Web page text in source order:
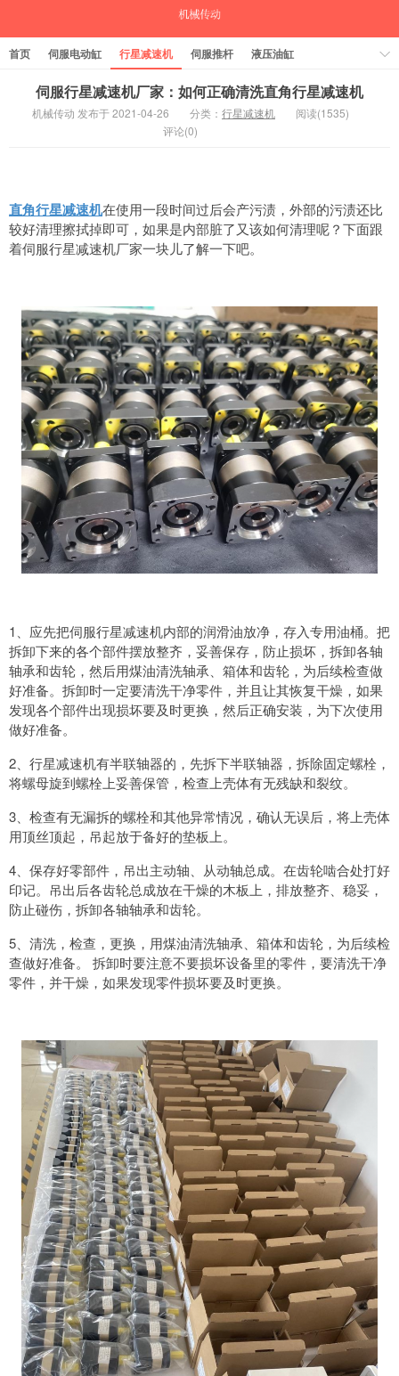
首页 伺服电动缸 行星减速机 伺服推杆
液压油缸
中空旋转平台
气缸
伺服行星减速机厂家：如何正确清洗直角行星减速机
机械传动 发布于 2021-04-26 分类： 行星减速机
阅读(1535)
评论(0)
直角行星减速机在使用一段时间过后会产污渍，外部的污渍还比
较好清理擦拭掉即可，如果是内部脏了又该如何清理呢？下面跟
着伺服行星减速机厂家一块儿了解一下吧。
1、应先把伺服行星减速机内部的润滑油放净，存入专用油桶。把
拆卸下来的各个部件摆放整齐，妥善保存，防止损坏，拆卸各轴
轴承和齿轮，然后用煤油清洗轴承、箱体和齿轮，为后续检查做
好准备。拆卸时一定要清洗干净零件，并且让其恢复干燥，如果
发现各个部件出现损坏要及时更换，然后正确安装，为下次使用
做好准备。
2、行星减速机有半联轴器的，先拆下半联轴器，拆除固定螺栓，
将螺母旋到螺栓上妥善保管，检查上壳体有无残缺和裂纹。
3、检查有无漏拆的螺栓和其他异常情况，确认无误后，将上壳体
用顶丝顶起，吊起放于备好的垫板上。
4、保存好零部件，吊出主动轴、从动轴总成。在齿轮啮合处打好
印记。吊出后各齿轮总成放在干燥的木板上，排放整齐、稳妥，
防止碰伤，拆卸各轴轴承和齿轮。
5、清洗，检查，更换，用煤油清洗轴承、箱体和齿轮，为后续检
查做好准备。 拆卸时要注意不要损坏设备里的零件，要清洗干净
零件，并干燥，如果发现零件损坏要及时更换。